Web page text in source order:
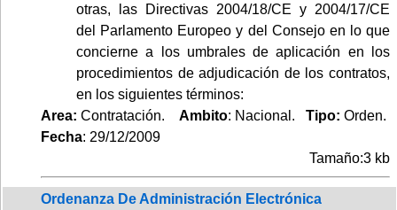
otras, las Directivas 2004/18/CE y 2004/17/CE
del Parlamento Europeo y del Consejo en lo que
concierne a los umbrales de aplicación en los
procedimientos de adjudicación de los contratos,
en los siguientes términos:
Area: Contratación. Ambito: Nacional. Tipo: Orden.
Fecha: 29/12/2009
Tamaño:3 kb
Ordenanza De Administración Electrónica